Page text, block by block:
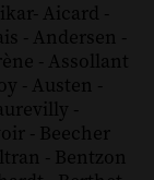
- Aicard -
- Andersen -
- Assollant
- Austen -
-
- Beecher
- Bentzon